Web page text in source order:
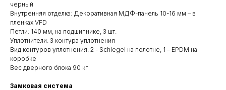
черный
Внутренняя отделка: Декоративная МДФ-панель 10-16 мм – в
пленках VFD
Петли: 140 мм, на подшипнике, 3 шт.
Уплотнители: 3 контура уплотнения
Вид контуров уплотнения: 2 - Schlegel на полотне, 1 – EPDM на
коробке
Вес дверного блока 90 кг
Замковая система